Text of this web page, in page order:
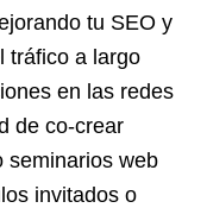
tu SEO y
tráfico a largo
en las redes
de co-crear
seminarios web
invitados o